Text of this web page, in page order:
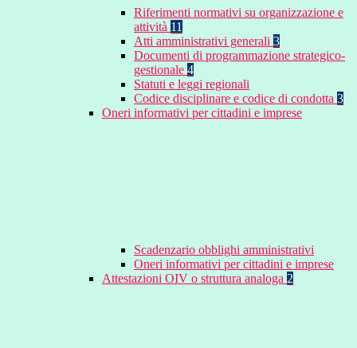
Riferimenti normativi su organizzazione e
attività 11
Atti amministrativi generali 3
Documenti di programmazione strategico-
gestionale 4
Statuti e leggi regionali
Codice disciplinare e codice di condotta 3
Oneri informativi per cittadini e imprese
Scadenzario obblighi amministrativi
Oneri informativi per cittadini e imprese
Attestazioni OIV o struttura analoga 2